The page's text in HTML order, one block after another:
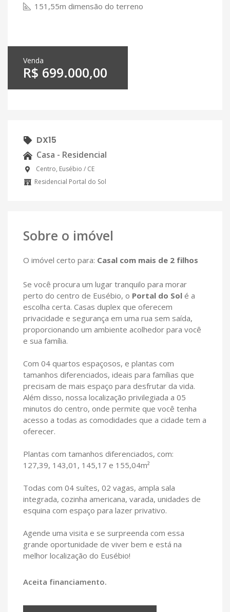
151,55m dimensão do terreno
Venda
R$ 699.000,00
DX15
Casa - Residencial
Centro, Eusébio / CE
Residencial Portal do Sol
Sobre o imóvel
O imóvel certo para: Casal com mais de 2 filhos
Se você procura um lugar tranquilo para morar
perto do centro de Eusébio, o Portal do Sol é a
escolha certa. Casas duplex que oferecem
privacidade e segurança em uma rua sem saída,
proporcionando um ambiente acolhedor para você
e sua família.
Com 04 quartos espaçosos, e plantas com
tamanhos diferenciados, ideais para famílias que
precisam de mais espaço para desfrutar da vida.
Além disso, nossa localização privilegiada a 05
minutos do centro, onde permite que você tenha
acesso a todas as comodidades que a cidade tem a
oferecer.
Plantas com tamanhos diferenciados, com:
127,39, 143,01, 145,17 e 155,04m²
Todas com 04 suítes, 02 vagas, ampla sala
integrada, cozinha americana, varada, unidades de
esquina com espaço para lazer privativo.
Agende uma visita e se surpreenda com essa
grande oportunidade de viver bem e está na
melhor localização do Eusébio!
Aceita financiamento.